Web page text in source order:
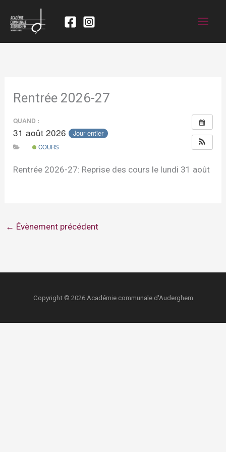
Rentrée 2026-27
QUAND :
31 août 2026 Jour entier
COURS
Rentrée 2026-27: Reprise des cours le lundi 31 août
← Évènement précédent
Copyright © 2026 Académie communale d'Auderghem